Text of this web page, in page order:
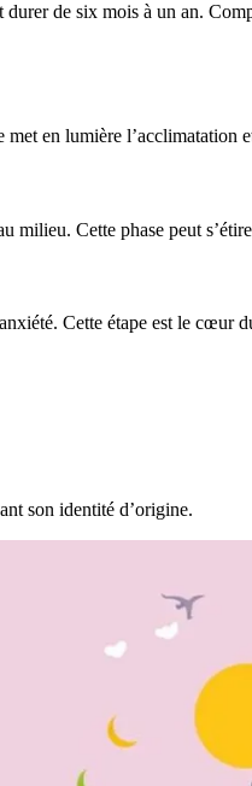
de six mois à un an.
en lumière l’acclimatation
milieu. Cette phase peut
Cette étape est le cœur
son identité d’origine.